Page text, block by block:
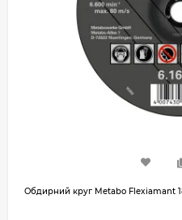
Обдирний круг Metabo Flexiamant